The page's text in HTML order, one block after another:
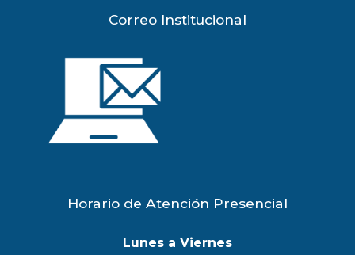
Correo Institucional
Horario de Atención Presencial
Lunes a Viernes